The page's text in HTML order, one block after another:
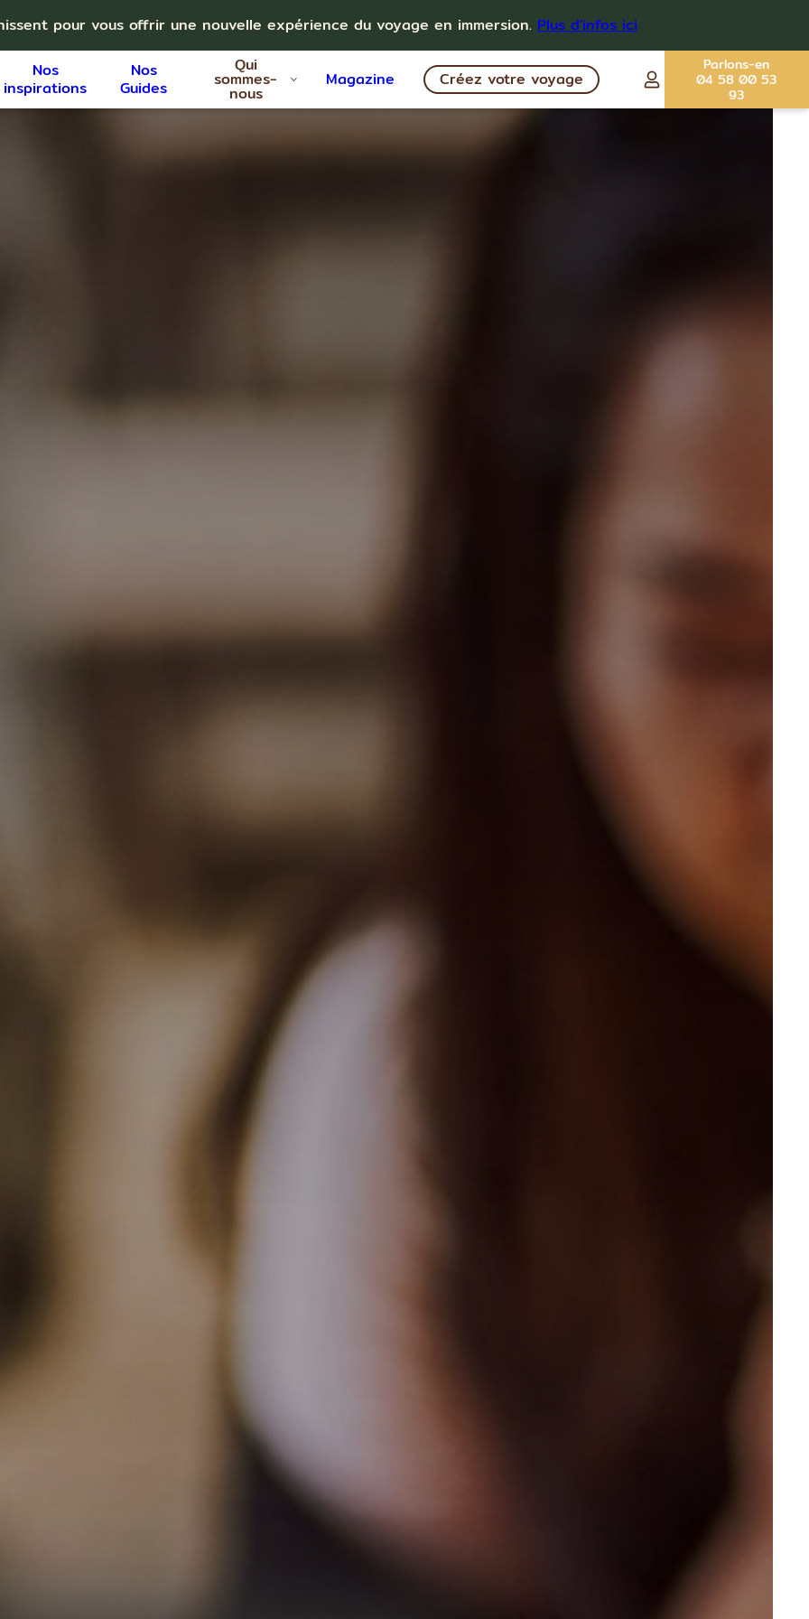
pour vous offrir une nouvelle expérience du voyage en immersion. Plus d'infos ici
Nos
inspirations
Nos
Guides
Qui
sommes-
nous
Magazine Créez votre voyage
Parlons-en
04 58 00 53
93